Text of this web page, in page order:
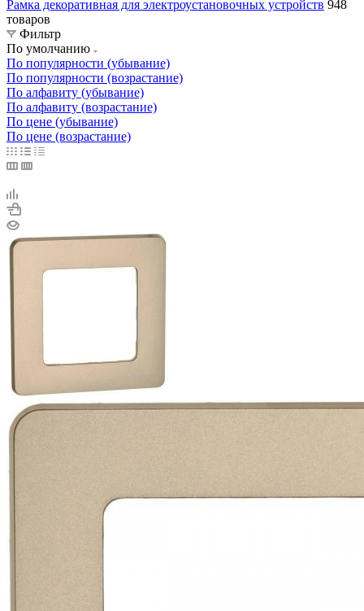
Рамка декоративная для электроустановочных устройств 948
товаров
Фильтр
По умолчанию
По популярности (убывание)
По популярности (возрастание)
По алфавиту (убывание)
По алфавиту (возрастание)
По цене (убывание)
По цене (возрастание)